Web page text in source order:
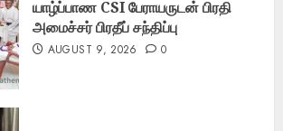
யாழ்ப்பாண CSI பேராயருடன் பிரதி
அமைச்சர் பிரதீப் சந்திப்பு
AUGUST 9, 2026 0